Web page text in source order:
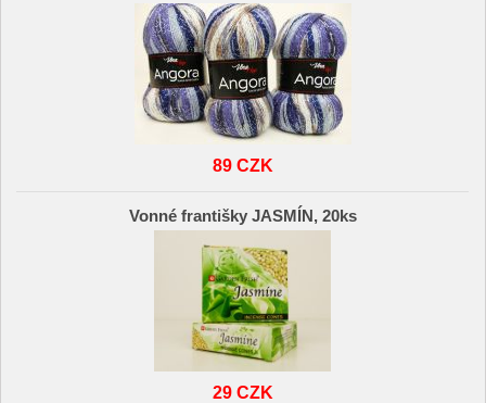
89 CZK
Vonné františky JASMÍN, 20ks
29 CZK